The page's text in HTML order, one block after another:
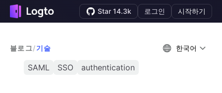
Star 14.3k 로그인 시작하기
블로그/기술 한국어
SAML SSO authentication